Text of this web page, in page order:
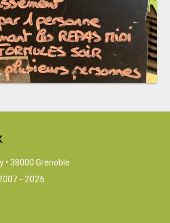
• 38000 Grenoble
- 2026